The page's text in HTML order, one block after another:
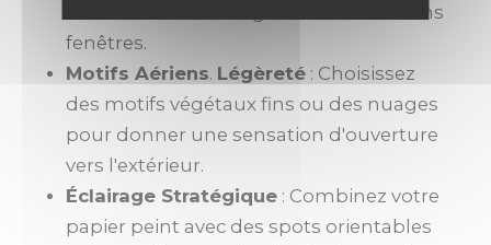
redonnent de l'énergie à un couloir sans
fenêtres.
Motifs Aériens. Légèreté : Choisissez
des motifs végétaux fins ou des nuages
pour donner une sensation d'ouverture
vers l'extérieur.
Éclairage Stratégique : Combinez votre
papier peint avec des spots orientables